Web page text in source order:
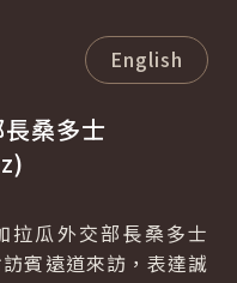
English
桑多士
)
瓜外交部長桑多士
賓遠道來訪，表達誠